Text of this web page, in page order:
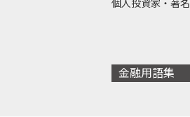
個人投資家・著
金融用語集